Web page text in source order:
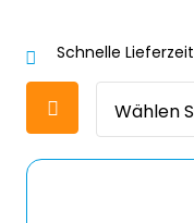
Schnelle Lieferzeit